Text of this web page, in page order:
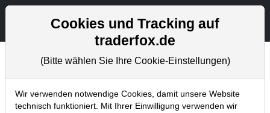
Aktien- und Artikelsuche
Tradingerfolge
Home Blog Tradingerfolge
Cookies und Tracking auf
traderfox.de
(Bitte wählen Sie Ihre Cookie-Einstellungen)
Wir verwenden notwendige Cookies, damit unsere Website
technisch funktioniert. Mit Ihrer Einwilligung verwenden wir